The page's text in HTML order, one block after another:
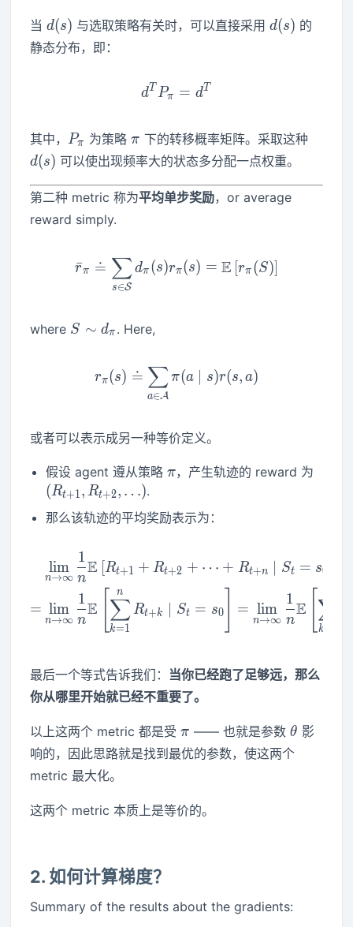
当d(s)
d(s) 与选取策略有关时，可以直接采用d(s)
d(s) 的
静态分布，即：
d^TP_\pi = d^T
dT Pπ = dT
其中，P_\pi
Pπ 为策略\pi
π 下的转移概率矩阵。采取这种
d(s) 可以使出现频率大的状态多分配一点权重。
第二种 metric 称为平均单步奖励，or average
reward simply.
\bar{r}_\pi \doteq
r
ˉπ ≐
s∈S
∑dπ (s)rπ(s) = E [rπ (S)]
where S
S ∼ dπ . Here,
r_\pi(s) \doteq \sum_{a
rπ(s) ≐
a∈A
∑π(a s)r(s, a)
或者可以表示成另一种等价定义。
假设 agent 遵从策略 \pi
π，产生轨迹的 reward 为
(Rt+1, Rt+2, …).
那么该轨迹的平均奖励表示为：
\begin{aligned} & \lim
=
n→∞
lim
n
1
E [Rt+1 + Rt+2 + ⋯ + Rt+n ∣ St = s0
n→∞
lim
n
1
E
k=1
∑
n
Rt+k St = s0 =
n→∞
lim
n
1
E
k
∑
最后一个等式告诉我们： 当你已经跑了足够远，那么
你从哪里开始就已经不重要了。
以上这两个 metric 都是受\pi
π —— 也就是参数\theta
θ 影
响的，因此思路就是找到最优的参数，使这两个
metric 最大化。
这两个 metric 本质上是等价的。
2. 如何计算梯度？
Summary of the results about the gradients: